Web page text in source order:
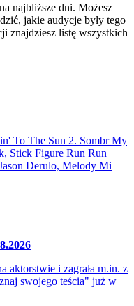
najbliższe dni. Możesz
jakie audycje były tego
znajdziesz listę wszystkich
To The Sun 2. Sombr My
Stick Figure Run Run
Derulo, Melody Mi
aktorstwie i zagrała m.in. z
swojego teścia" już w